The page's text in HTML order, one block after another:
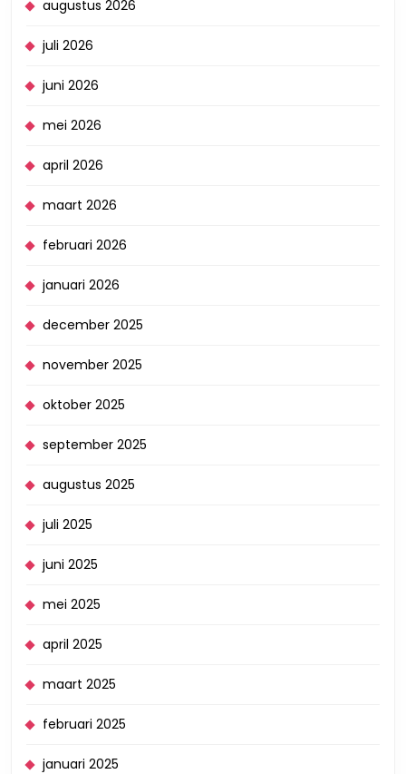
augustus 2026
juli 2026
juni 2026
mei 2026
april 2026
maart 2026
februari 2026
januari 2026
december 2025
november 2025
oktober 2025
september 2025
augustus 2025
juli 2025
juni 2025
mei 2025
april 2025
maart 2025
februari 2025
januari 2025